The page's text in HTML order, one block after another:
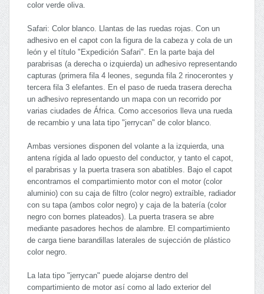
color verde oliva.
Safari: Color blanco. Llantas de las ruedas rojas. Con un
adhesivo en el capot con la figura de la cabeza y cola de un
león y el título "Expedición Safari". En la parte baja del
parabrisas (a derecha o izquierda) un adhesivo representando
capturas (primera fila 4 leones, segunda fila 2 rinocerontes y
tercera fila 3 elefantes. En el paso de rueda trasera derecha
un adhesivo representando un mapa con un recorrido por
varias ciudades de África. Como accesorios lleva una rueda
de recambio y una lata tipo "jerrycan" de color blanco.
Ambas versiones disponen del volante a la izquierda, una
antena rígida al lado opuesto del conductor, y tanto el capot,
el parabrisas y la puerta trasera son abatibles. Bajo el capot
encontramos el compartimiento motor con el motor (color
aluminio) con su caja de filtro (color negro) extraíble, radiador
con su tapa (ambos color negro) y caja de la batería (color
negro con bornes plateados). La puerta trasera se abre
mediante pasadores hechos de alambre. El compartimiento
de carga tiene barandillas laterales de sujección de plástico
color negro.
La lata tipo "jerrycan" puede alojarse dentro del
compartimiento de motor así como al lado exterior del